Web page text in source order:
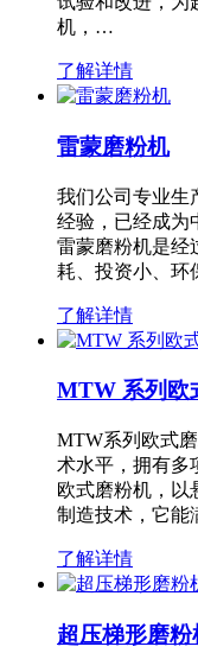
机，…
了解详情
雷蒙磨粉机
我们公司专业生
经验，已经成为
雷蒙磨粉机是经
耗、投资小、
了解详情
MTW 系列欧
MTW系列欧式
术水平，拥有多
欧式磨粉机，以
制造技术，它
了解详情
超压梯形磨粉